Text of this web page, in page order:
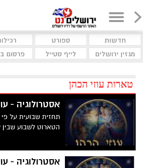
חדשות ספורט
מגזין ירושלים
לייף סטייל פרסום
טארות עוזי הכהן
אסטרולוגיה -
תחזית שבועית על פי
הטארוט לשבוע שבין 06/12/19 ועד 12/12/19
אסטרולוגיה -